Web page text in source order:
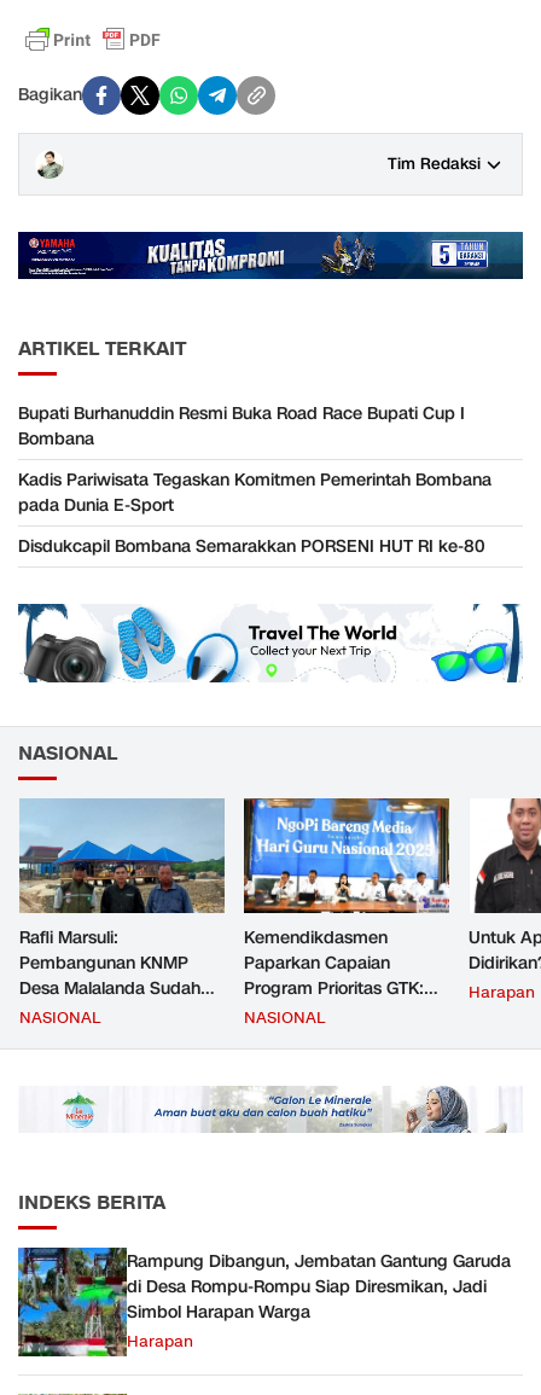
Bagikan
Tim Redaksi
ARTIKEL TERKAIT
Bupati Burhanuddin Resmi Buka Road Race Bupati Cup I
Bombana
Kadis Pariwisata Tegaskan Komitmen Pemerintah Bombana
pada Dunia E-Sport
Disdukcapil Bombana Semarakkan PORSENI HUT RI ke-80
NASIONAL
Rafli Marsuli:
Pembangunan KNMP
Desa Malalanda Sudah
Mencapai 69 Persen dan
JMD dan JMF
NASIONAL
Kemendikdasmen
Paparkan Capaian
Program Prioritas GTK:
Kompetensi Meningkat,
NASIONAL
Untuk
Harapan
INDEKS BERITA
Rampung Dibangun, Jembatan Gantung Garuda
di Desa Rompu-Rompu Siap Diresmikan, Jadi
Simbol Harapan Warga
Harapan